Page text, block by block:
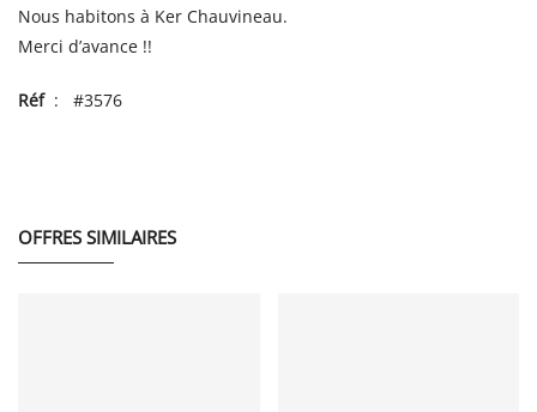
Nous habitons à Ker Chauvineau.
Merci d’avance !!
Réf: #3576
OFFRES SIMILAIRES